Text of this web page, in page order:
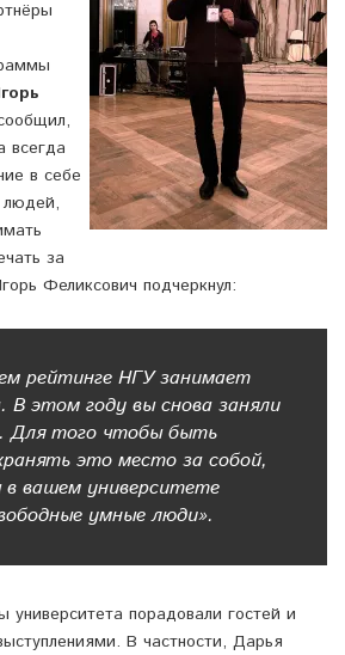
всегда
в себе
людей,
за
Феликсович подчеркнул:
рейтинге НГУ занимает
В этом году вы снова заняли
Для того чтобы быть
это место за собой,
вашем университете
умные люди».
университета порадовали гостей и
В частности, Дарья